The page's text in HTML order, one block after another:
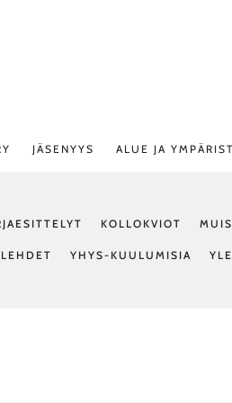
JÄSENYYS ALUE JA
KOLLOKVIOT
YHYS-KUULUMISIA